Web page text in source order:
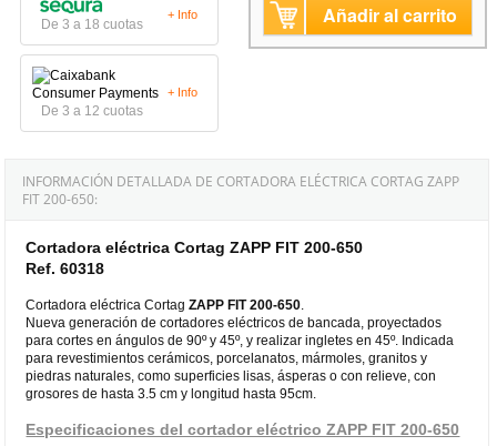
De 3 a 18 cuotas
+ Info
De 3 a 12 cuotas
+ Info
Añadir al carrito
INFORMACIÓN DETALLADA DE CORTADORA ELÉCTRICA CORTAG ZAPP
FIT 200-650:
Cortadora eléctrica Cortag ZAPP FIT 200-650
Ref. 60318
Cortadora eléctrica Cortag ZAPP FIT 200-650
Nueva generación de cortadores eléctricos de bancada, proyectados
para cortes en ángulos de 90º y 45º, y realizar ingletes en 45º. Indicada
para revestimientos cerámicos, porcelanatos, mármoles, granitos y
piedras naturales, como superficies lisas, ásperas o con relieve, con
grosores de hasta 3.5 cm y longitud hasta 95cm.
Especificaciones del cortador eléctrico ZAPP FIT 200-650